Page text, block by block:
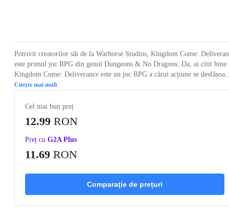
Potrivit creatorilor săi de la Warhorse Studios, Kingdom Come:
este primul joc RPG din genul Dungeons & No Dragons. Da, ai citit bine.
Kingdom Come: Deliverance este un joc RPG a cărui acțiune se
Citește mai mult
Cel mai bun preț
12.99 RON
Preț cu G2A Plus
11.69 RON
Comparaţie de prețuri